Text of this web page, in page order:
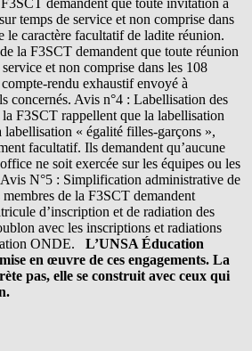
temps de service et non comprise dans
le caractère facultatif de ladite réunion.
la F3SCT demandent que toute réunion
et non comprise dans les 108
compte-rendu exhaustif envoyé à
concernés. Avis n°4 : Labellisation des
F3SCT rappellent que la labellisation
labellisation « égalité filles-garçons »,
facultatif. Ils demandent qu’aucune
ne soit exercée sur les équipes ou les
Avis N°5 : Simplification administrative de
de la F3SCT demandent
d’inscription et de radiation des
avec les inscriptions et radiations
ONDE. L’UNSA Éducation
en œuvre de ces engagements. La
pas, elle se construit avec ceux qui